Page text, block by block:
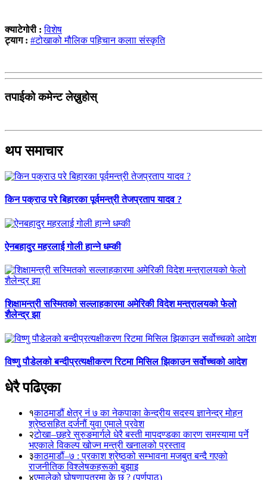
क्याटेगोरी :विशेष
ट्याग : #टोखाको मौलिक पहिचान कलाा संस्कृति
तपाईको कमेन्ट लेख्नुहोस्
थप समाचार
किन पक्राउ परे बिहारका पूर्वमन्त्री तेजप्रताप यादव ?
ऐनबहादुर महरलाई गोली हान्ने धम्की
शिक्षामन्त्री सस्मितको सल्लाहकारमा अमेरिकी विदेश मन्त्रालयको फेलो
शैलेन्द्र झा
विष्णु पौडेलको बन्दीप्रत्यक्षीकरण रिटमा मिसिल झिकाउन सर्वोच्चको आदेश
धेरै पढिएका
१काठमाडौं क्षेत्र नं ७ का नेकपाका केन्द्रीय सदस्य ज्ञानेन्द्र मोहन
श्रेष्ठसहित दर्जनौं युवा एमाले प्रवेश
२टोखा–छहरे सुरुङमार्गले धेरै बस्ती मापदण्डका कारण समस्यामा पर्ने
भएकाले विकल्प खोज्न मन्त्री खनालको प्रस्ताव
३काठमाडौं–७ : प्रकाश श्रेष्ठको सम्भावना मजबुत बन्दै गएको
राजनीतिक विश्लेषकहरूको बुझाइ
४एमालेको घोषणापत्रमा के छ ? (पूर्णपाठ)